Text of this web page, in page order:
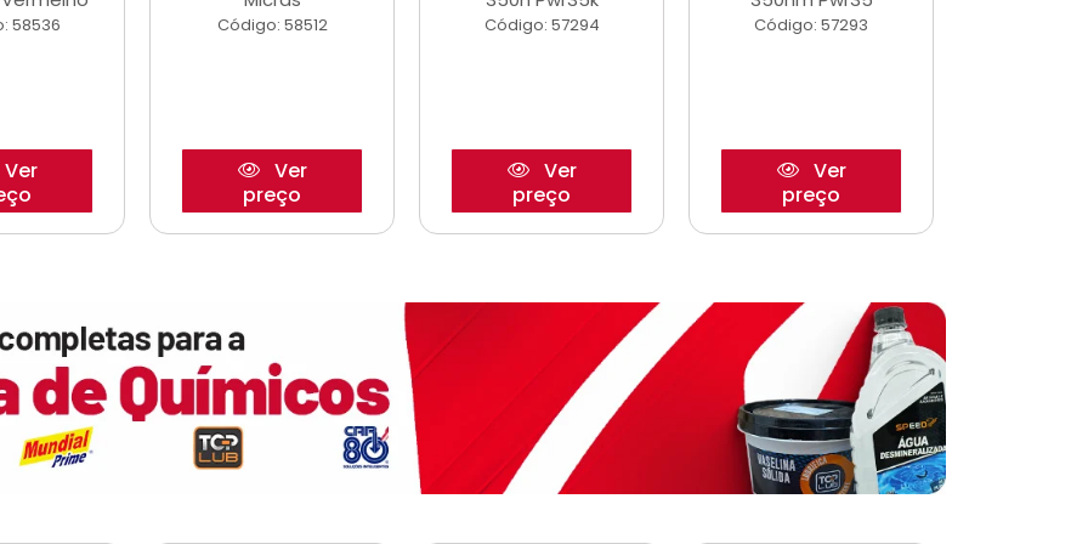
58536
Ver
Código: 58512
Ver
preço
Código: 57294
Ver
preço
Código: 57293
Ver
preço